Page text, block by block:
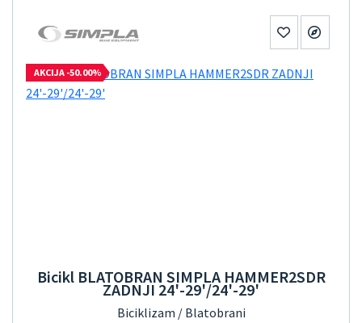
AKCIJA -50.00%
Bicikl BLATOBRAN SIMPLA HAMMER2SDR
ZADNJI 24'-29'/24'-29'
Biciklizam / Blatobrani